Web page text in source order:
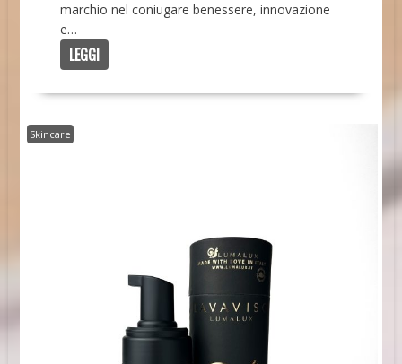
marchio nel coniugare benessere, innovazione
e…
LEGGI
Skincare